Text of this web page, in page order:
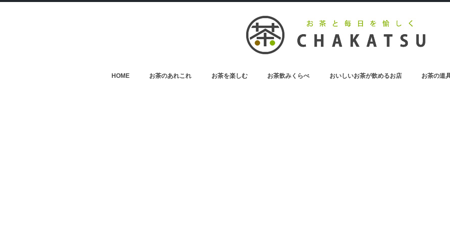
HOME お茶のあれこれ お茶を楽しむ お茶飲みくらべ おいしいお茶が飲めるお店 お茶の道